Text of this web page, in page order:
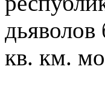
кв. км.